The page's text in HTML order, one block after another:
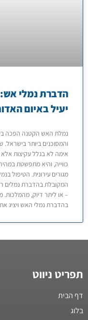
הדברת נמלי
יעיל באיום
נמלת האש הקטנה הפכה
והמסוכנים ביותר
אימה לא בגלל עקיצות
כווייה, והיא מתפשטת
מגורים עירונית. הטיפול
המקובלת בהדברת נמלים
– או ליתר דיוק, מהמלכות.
בהדברת נמלי האש ויציג
תפריט ניווט
דף הבית
בלוג